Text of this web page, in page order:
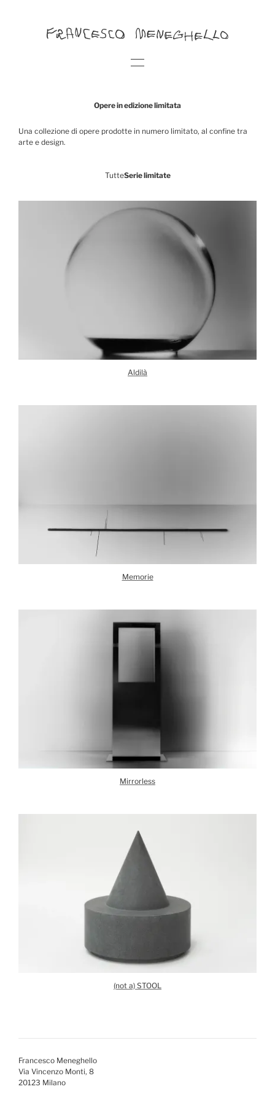
Opere in edizione limitata
Una collezione di opere prodotte in numero limitato, al confine tra
arte e design.
TutteSerie limitate
Aldilà
Memorie
Mirrorless
(not a) STOOL
Francesco Meneghello
Via Vincenzo Monti, 8
20123 Milano